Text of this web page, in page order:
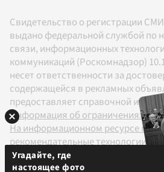
Свидетельство о регистрации
выдано федеральной службой по
связи, информационных
коммуникаций (Роскомнадзор)
несет ответственности за
содержащейся в рекламных
предоставляет справочной
Информация об ограничениях
На информационном ресурсе
рекомендательные технологии в
Правилами
Угадайте, где
настоящее фото